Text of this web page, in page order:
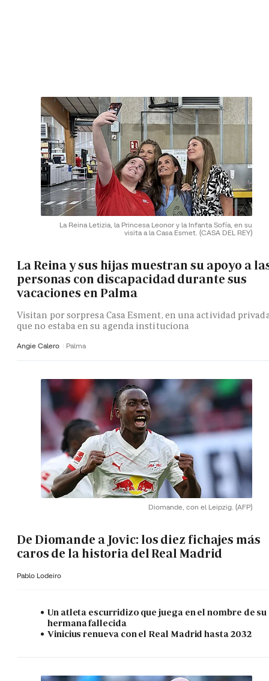
La Reina Letizia, la Princesa Leonor y la Infanta Sofía, en su
visita a la Casa Esmet. (CASA DEL REY)
La Reina y sus hijas muestran su apoyo a
personas con discapacidad durante sus
vacaciones en Palma
Visitan por sorpresa Casa Esment, en una actividad
que no estaba en su agenda instituciona
Angie Calero Palma
Diomande, con el Leipzig. (AFP)
De Diomande a Jovic: los diez fichajes más
caros de la historia del Real Madrid
Pablo Lodeiro
Un atleta escurridizo que juega en el nombre de su
hermana fallecida
Vinicius renueva con el Real Madrid hasta 2032